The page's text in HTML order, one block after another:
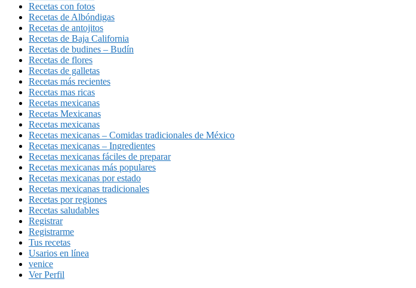
Recetas con fotos
Recetas de Albóndigas
Recetas de antojitos
Recetas de Baja California
Recetas de budines – Budín
Recetas de flores
Recetas de galletas
Recetas más recientes
Recetas mas ricas
Recetas mexicanas
Recetas Mexicanas
Recetas mexicanas
Recetas mexicanas – Comidas tradicionales de México
Recetas mexicanas – Ingredientes
Recetas mexicanas fáciles de preparar
Recetas mexicanas más populares
Recetas mexicanas por estado
Recetas mexicanas tradicionales
Recetas por regiones
Recetas saludables
Registrar
Registrarme
Tus recetas
Usarios en línea
venice
Ver Perfil